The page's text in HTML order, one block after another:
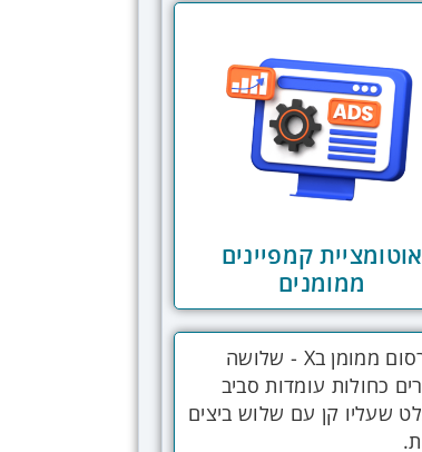
אוטומציית קמפיינים
ממומנים